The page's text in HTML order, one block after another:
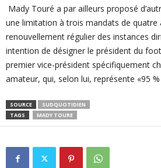
Mady Touré a par ailleurs proposé
une limitation à trois mandats de quatre
renouvellement régulier des instances
intention de désigner le président du
premier vice-président spécifiquement
amateur, qui, selon lui, représente «95
SOURCE
SUDQUOTIDIEN
TAGS
MADY TOURE